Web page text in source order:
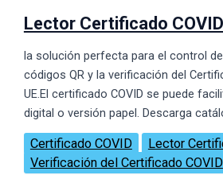
Lector Certificado
la solución perfecta para el control
códigos QR y la verificación del
UE.El certificado COVID se puede
digital o versión papel. Descarga
Certificado COVID
Lector
Verificación del Certificado COVID